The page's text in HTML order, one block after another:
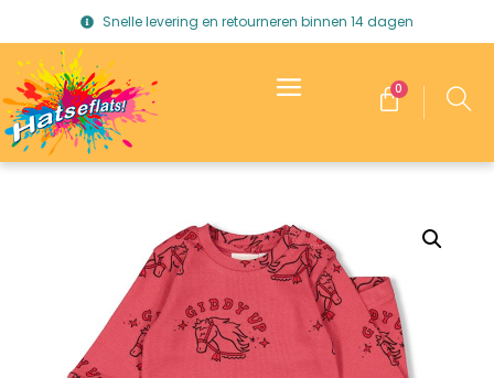
Snelle levering en retourneren binnen 14 dagen
0